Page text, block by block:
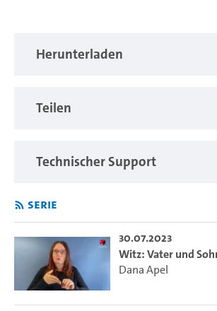
Gebärdensprache und Kommunikation
Herunterladen
Teilen
Technischer Support
Serie
30.07.2023
Witz: Vater und
Dana Apel